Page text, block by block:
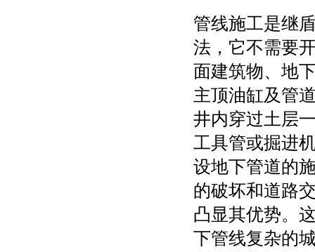
管线施工是继
法，它不需要
面建筑物、地
主顶油缸及管
井内穿过土层
工具管或掘进
设地下管道的
的破坏和道路
凸显其优势。
下管线复杂的